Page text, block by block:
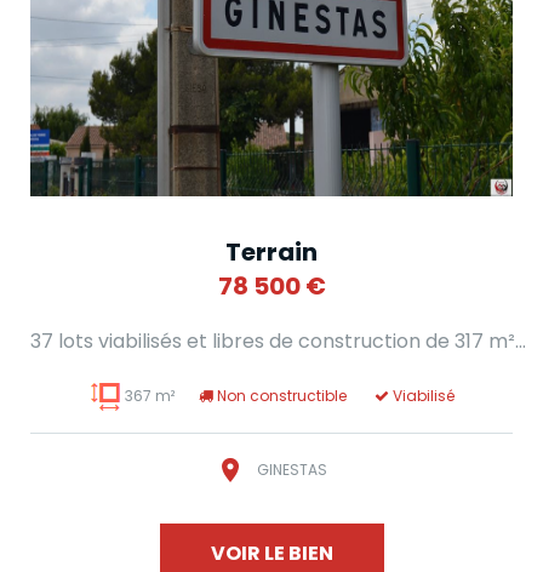
Terrain
78 500€
37 lots viabilisés et libres de construction de 317 m²...
367 m² Non constructible Viabilisé
GINESTAS
VOIR LE BIEN